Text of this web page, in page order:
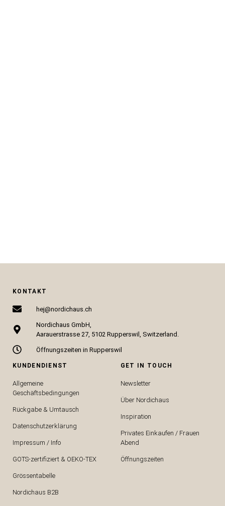
KONTAKT
hej@nordichaus.ch
Nordichaus GmbH,
Aarauerstrasse 27, 5102 Rupperswil, Switzerland.
Öffnungszeiten in Rupperswil
KUNDENDIENST
Allgemeine
Geschäftsbedingungen
Rückgabe & Umtausch
Datenschutzerklärung
Impressum / Info
GOTS-zertifiziert & OEKO-TEX
Grössentabelle
Nordichaus B2B
GET IN TOUCH
Newsletter
Über Nordichaus
Inspiration
Privates Einkaufen / Frauen
Abend
Öffnungszeiten